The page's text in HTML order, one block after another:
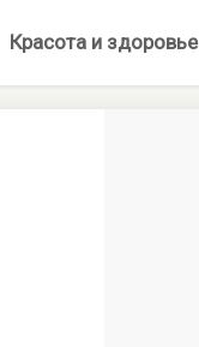
Красота и здоровье